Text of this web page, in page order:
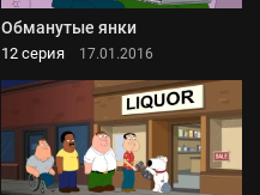
Обманутые янки
12 серия 17.01.2016